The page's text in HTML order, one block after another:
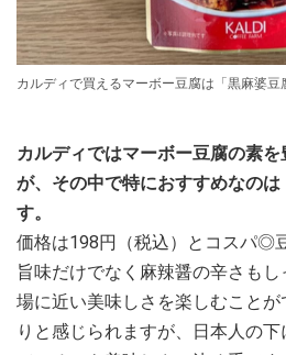
カルディで買えるマーボー豆腐は「黒麻婆豆
カルディではマーボー豆腐の素
が、その中で特におすすめなの
す。
価格は198円（税込）とコスパ◎
旨味だけでなく麻辣醤の辛さも
場に近い美味しさを楽しむこと
りと感じられますが、日本人の